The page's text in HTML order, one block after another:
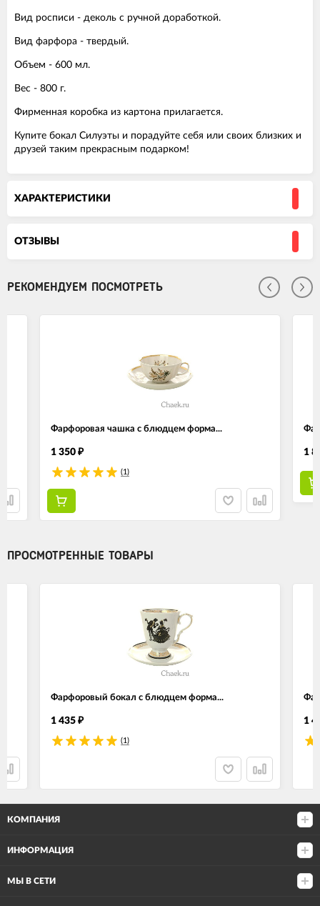
Вид росписи - деколь с ручной доработкой.
Вид фарфора - твердый.
Объем - 600 мл.
Вес - 800 г.
Фирменная коробка из картона прилагается.
Купите бокал Силуэты и порадуйте себя или своих близких и
друзей таким прекрасным подарком!
ХАРАКТЕРИСТИКИ
ОТЗЫВЫ
РЕКОМЕНДУЕМ ПОСМОТРЕТЬ
Фарфоровая чашка с блюдцем форма...
1 350 ₽
(1)
1
ПРОСМОТРЕННЫЕ ТОВАРЫ
Фарфоровый бокал с блюдцем форма...
1 435 ₽
(1)
1
КОМПАНИЯ
ИНФОРМАЦИЯ
МЫ В СЕТИ